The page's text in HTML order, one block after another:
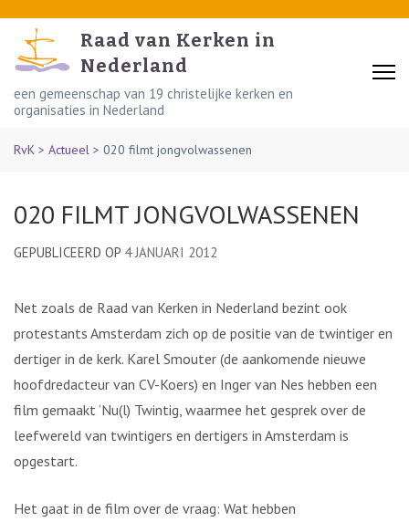
content
(Press
Enter)
Raad van Kerken in
Nederland
een gemeenschap van 19 christelijke kerken en
organisaties in Nederland
RvK > Actueel > 020 filmt jongvolwassenen
020 FILMT JONGVOLWASSENEN
GEPUBLICEERD OP 4 JANUARI 2012
Net zoals de Raad van Kerken in Nederland bezint ook
protestants Amsterdam zich op de positie van de twintiger en
dertiger in de kerk. Karel Smouter (de aankomende nieuwe
hoofdredacteur van CV-Koers) en Inger van Nes hebben een
film gemaakt ‘Nu(l) Twintig, waarmee het gesprek over de
leefwereld van twintigers en dertigers in Amsterdam is
opgestart.
Het gaat in de film over de vraag: Wat hebben